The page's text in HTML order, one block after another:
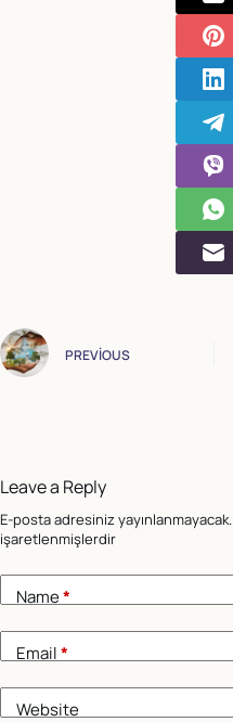
PREVIOUS
Leave a Reply
E-posta adresiniz yayınlanmayacak.
işaretlenmişlerdir
Name*
Email*
Website